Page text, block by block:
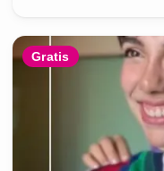
Gratis